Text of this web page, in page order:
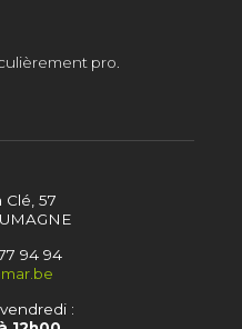
pro.
Clé, 57
94 94
: